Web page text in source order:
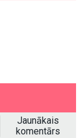
Jaunākais
komentārs